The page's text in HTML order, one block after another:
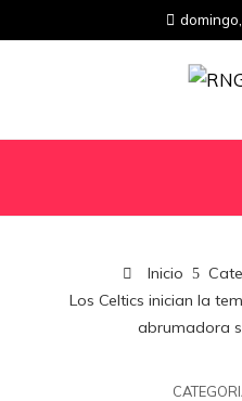
Inicio
Los Celtics inician la
abrumadora